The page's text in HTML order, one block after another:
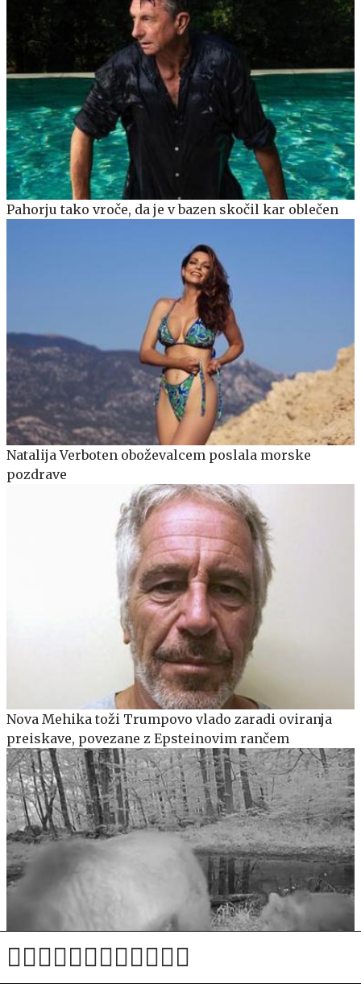
Pahorju tako vroče, da je v bazen skočil kar oblečen
Natalija Verboten oboževalcem poslala morske
pozdrave
Nova Mehika toži Trumpovo vlado zaradi oviranja
preiskave, povezane z Epsteinovim rančem